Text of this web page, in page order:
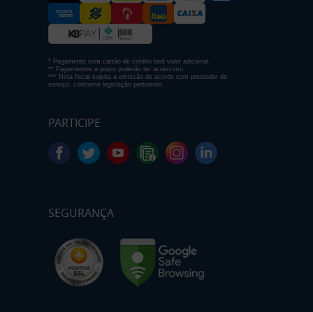
* Pagamento com cartão de crédito terá valor adicional.
** Pagamentos a prazo poderão ter acréscimo.
*** Nota fiscal sujeita a emissão de acordo com prestador de
serviço, conforme legislação pertinente.
PARTICIPE
SEGURANÇA